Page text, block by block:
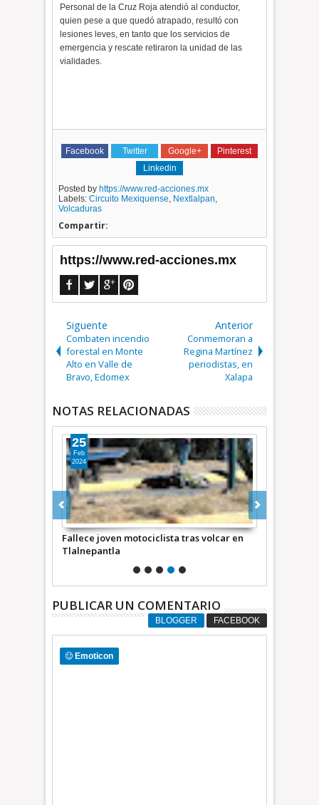
Personal de la Cruz Roja atendió al conductor,
quien pese a que quedó atrapado, resultó con
lesiones leves, en tanto que los servicios de
emergencia y rescate retiraron la unidad de las
vialidades.
Facebook Twitter Google+
Pinterest
Linkedin
Posted by https://www.red-acciones.mx
Labels:Circuito Mexiquense, Nextlalpan,
Volcaduras
Compartir:
https://www.red-acciones.mx
Siguente
Combaten incendio
forestal en Monte
Alto en Valle de
Bravo, Edomex
Anterior
Conmemoran a
Regina Martínez
periodistas, en
Xalapa
NOTAS RELACIONADAS
Fallece joven motociclista tras volcar en
Tlalnepantla
Fallece
19
Feb
2024
PUBLICAR UN COMENTARIO
BLOGGER FACEBOOK
Emoticon